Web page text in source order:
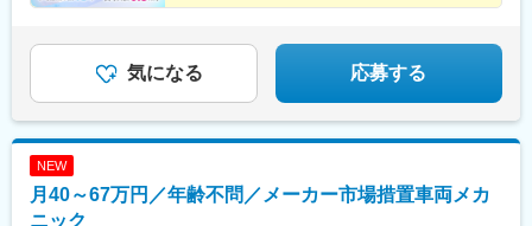
気になる 応募する
NEW
月40～67万円／年齢不問／メーカー市場措置車両メカ
ニック